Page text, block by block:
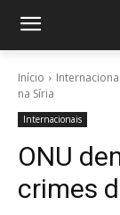
Início
na Síria
Internacionais
ONU
crimes